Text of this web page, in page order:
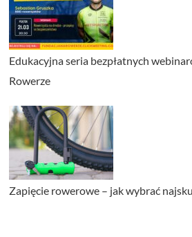
Edukacyjna seria bezpłatnych
Rowerze
Zapięcie rowerowe – jak wybrać